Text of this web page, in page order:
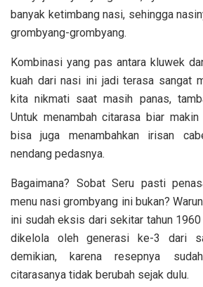
banyak ketimbang nasi, sehingga
grombyang-grombyang.
Kombinasi yang pas antara kluwek
kuah dari nasi ini jadi terasa sangat
kita nikmati saat masih panas,
Untuk menambah citarasa biar
bisa juga menambahkan irisan
nendang pedasnya.
Bagaimana? Sobat Seru pasti
menu nasi grombyang ini bukan?
ini sudah eksis dari sekitar tahun
dikelola oleh generasi ke-3 dari
demikian, karena resepnya
citarasanya tidak berubah sejak dulu.